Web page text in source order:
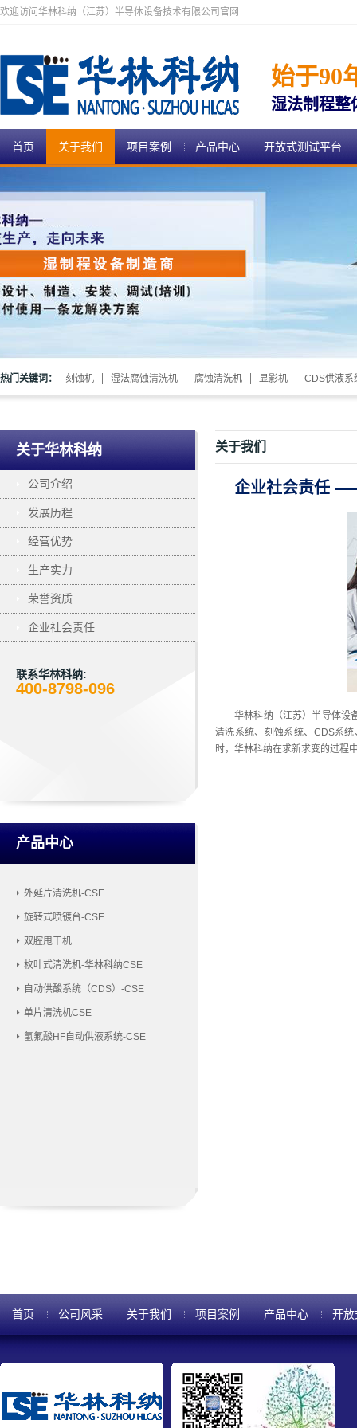
欢迎访问华林科纳（江苏）半导体设备技术有限公司官网
始于90
湿法制程整
首页 关于我们 项目案例 产品中心 开放式测试平台
热门关键词： 刻蚀机 湿法腐蚀清洗机 腐蚀清洗机 显影机 CDS供液系
关于华林科纳
公司介绍
发展历程
经营优势
生产实力
荣誉资质
企业社会责任
联系华林科纳:
400-8798-096
产品中心
外延片清洗机-CSE
旋转式喷镀台-CSE
双腔甩干机
枚叶式清洗机-华林科纳CSE
自动供酸系统（CDS）-CSE
单片清洗机CSE
氢氟酸HF自动供液系统-CSE
关于我们
企业社会责任
华林科纳（江苏）半导体设
清洗系统、刻蚀系统、CDS系
时，华林科纳在求新求变的过程
首页 公司风采 关于我们 项目案例 产品中心 开放